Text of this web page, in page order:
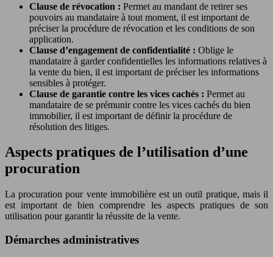
Clause de révocation : Permet au mandant de retirer ses
pouvoirs au mandataire à tout moment, il est important de
préciser la procédure de révocation et les conditions de son
application.
Clause d’engagement de confidentialité : Oblige le
mandataire à garder confidentielles les informations relatives à
la vente du bien, il est important de préciser les informations
sensibles à protéger.
Clause de garantie contre les vices cachés : Permet au
mandataire de se prémunir contre les vices cachés du bien
immobilier, il est important de définir la procédure de
résolution des litiges.
Aspects pratiques de l’utilisation d’une
procuration
La procuration pour vente immobilière est un outil pratique, mais il
est important de bien comprendre les aspects pratiques de son
utilisation pour garantir la réussite de la vente.
Démarches administratives